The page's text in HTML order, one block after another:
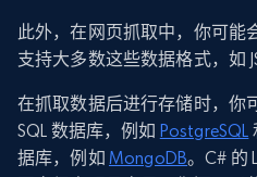
此外，在网页抓取中，你可能
支持大多数这些数据格式，如
在抓取数据后进行存储时，你
SQL 数据库，例如 PostgreSQL
据库，例如 MongoDB。C# 的